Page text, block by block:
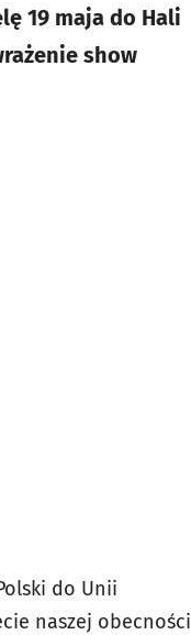
19 maja do Hali
show
do Unii
naszej obecności